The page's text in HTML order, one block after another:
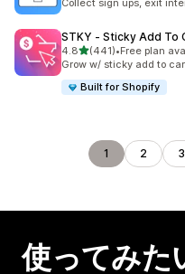
Collect sign ups, exit
STKY ‑ Sticky Add To
4.85つ星中
(441)
合計レビュー数：441件
•Free plan
Grow w/ sticky add to
Built for Shopify
1 2 3
使ってみた